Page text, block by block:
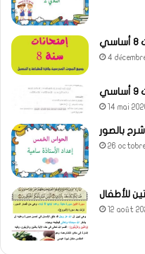
4
14 mai
بالصور
26
للأطفال
12 août